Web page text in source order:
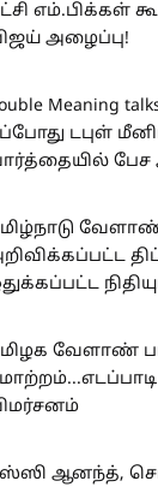
எம்.பிக்கள்
அழைப்பு!
Meaning
டபுள்
பேச
வேளாண்
ஆனந்த்,